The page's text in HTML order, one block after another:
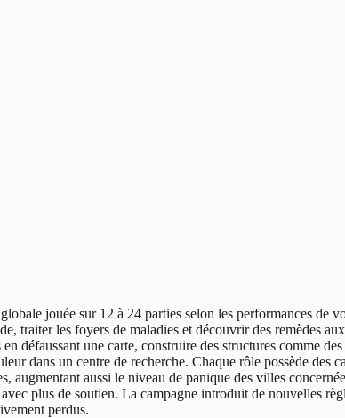
jouée sur 12 à 24 parties selon les performances de
traiter les foyers de maladies et découvrir des remèdes
défaussant une carte, construire des structures comme
dans un centre de recherche. Chaque rôle possède
augmentant aussi le niveau de panique des villes
plus de soutien. La campagne introduit de nouvelles
perdus.